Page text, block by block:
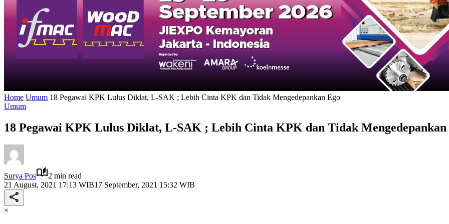
Home Umum 18 Pegawai KPK Lulus Diklat, L-SAK ; Lebih Cinta KPK dan Tidak Mengedepankan Ego
Umum
18 Pegawai KPK Lulus Diklat, L-SAK ; Lebih Cinta KPK dan Tidak Mengedepankan
Surya Pos
2 min read
21 August, 2021 17:13 WIB17 September, 2021 15:32 WIB
×